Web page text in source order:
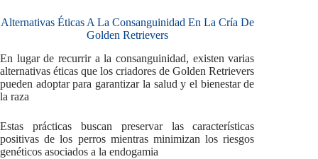
Alternativas Éticas A La Consanguinidad En La Cría De
Golden Retrievers
En lugar de recurrir a la consanguinidad, existen varias
alternativas éticas que los criadores de Golden Retrievers
pueden adoptar para garantizar la salud y el bienestar de
la raza
Estas prácticas buscan preservar las características
positivas de los perros mientras minimizan los riesgos
genéticos asociados a la endogamia